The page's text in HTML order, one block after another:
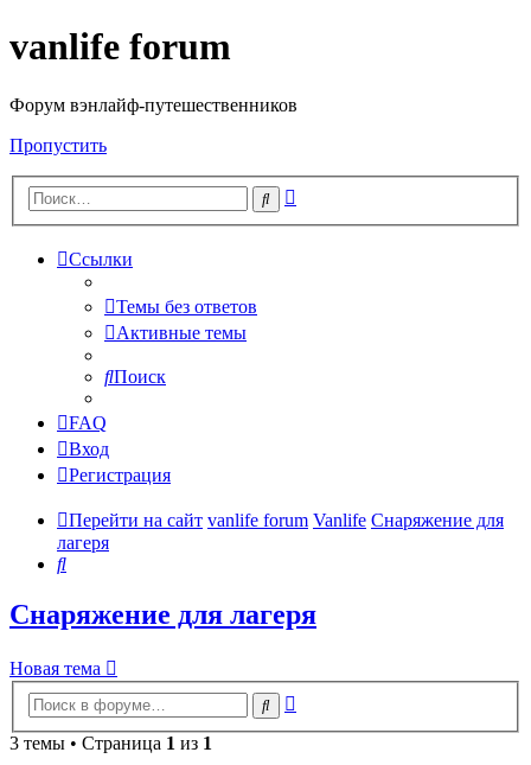
vanlife forum
Форум вэнлайф-путешественников
Пропустить
Поиск
Ссылки
Темы без ответов
Активные темы
Поиск
FAQ
Вход
Регистрация
Перейти на сайт vanlife forum Vanlife Снаряжение для
лагеря
Поиск
Снаряжение для лагеря
Новая тема
Поиск
3 темы • Страница 1 из 1